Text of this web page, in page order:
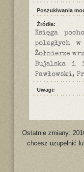
Poszukiwania
Źródła:
Księga
poległych
Żołnierze
Bujalska i
Pawłowski,
Uwagi:
Ostatnie zmiany:
chcesz uzupełnić